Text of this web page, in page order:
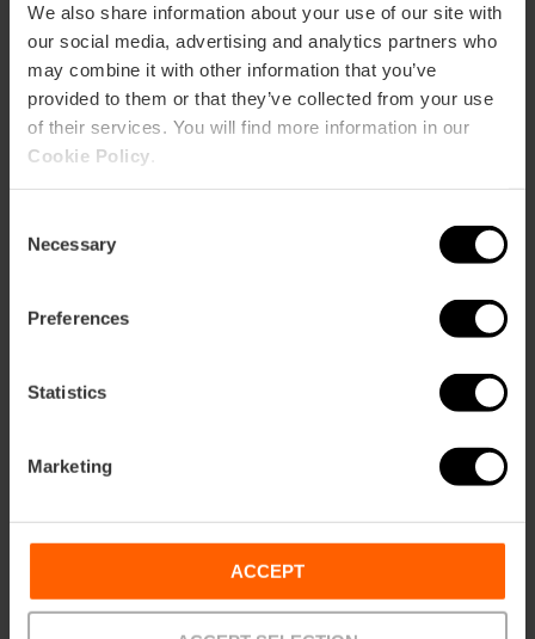
We also share information about your use of our site with
our social media, advertising and analytics partners who
may combine it with other information that you’ve
provided to them or that they’ve collected from your use
of their services. You will find more information in our
Cookie Policy
Selection
Necessary
Preferences
Statistics
Marketing
ACCEPT
07/08/2026 - 07/08/2026
07/08/2026 - 07/08/2026